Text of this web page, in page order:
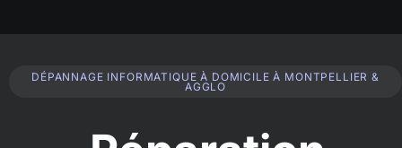
DÉPANNAGE INFORMATIQUE À DOMICILE À MONTPELLIER &
AGGLO